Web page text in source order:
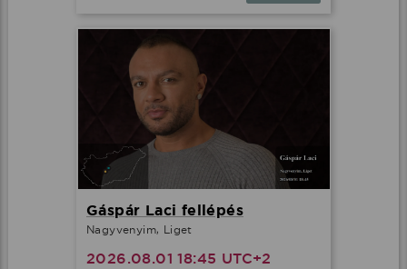
Gáspár Laci fellépés
Nagyvenyim, Liget
2026.08.01 18:45 UTC+2